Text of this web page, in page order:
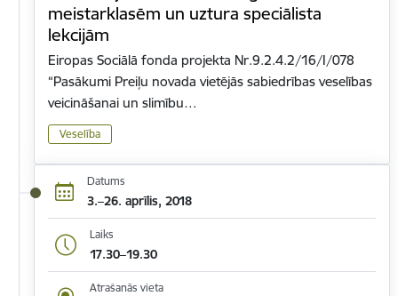
meistarklasēm un uztura speciālista
lekcijām
Eiropas Sociālā fonda projekta Nr.9.2.4.2/16/I/078
“Pasākumi Preiļu novada vietējās sabiedrības veselības
veicināšanai un slimību…
Veselība
Datums
3.–26. aprīlis, 2018
Laiks
17.30–19.30
Atrašanās vieta